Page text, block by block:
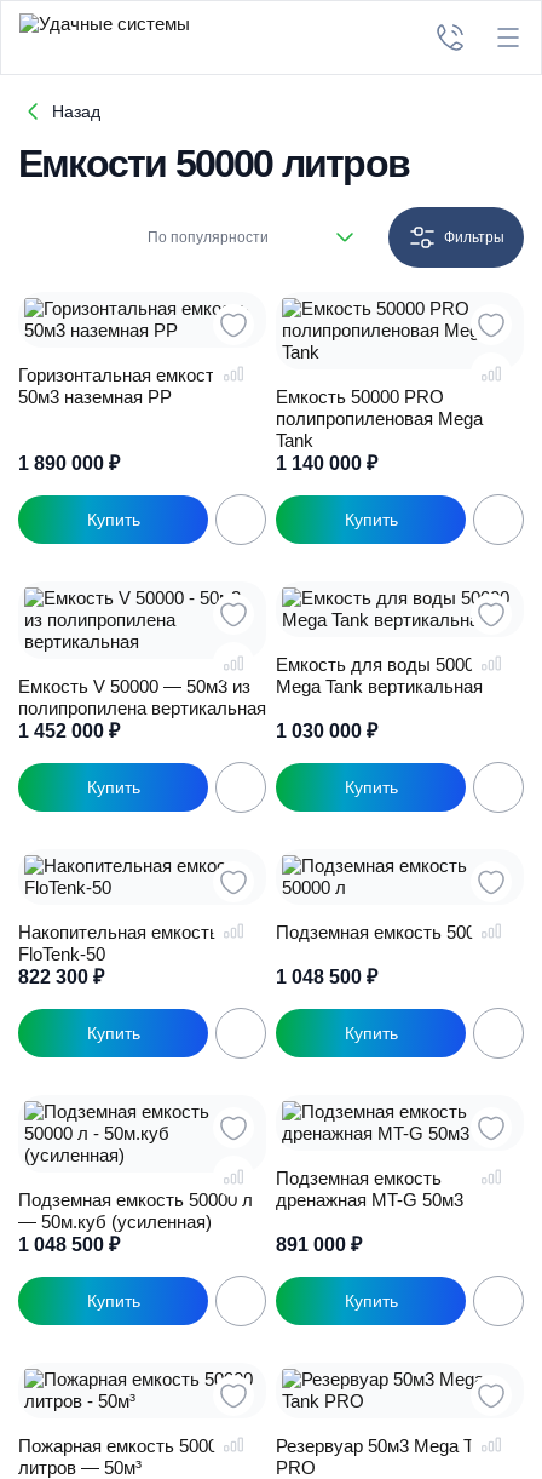
Назад
Емкости 50000 литров
По популярности Фильтры
Горизонтальная емкость
50м3 наземная PP
1 890 000 ₽
Емкость 50000 PRO
полипропиленовая Mega
Tank
1 140 000 ₽
Емкость V 50000 — 50м3 из
полипропилена вертикальная
1 452 000 ₽
Емкость для воды 50000
Mega Tank вертикальная
1 030 000 ₽
Накопительная емкость
FloTenk-50
822 300 ₽
Подземная емкость 50000 л
1 048 500 ₽
Подземная емкость 50000 л
— 50м.куб (усиленная)
1 048 500 ₽
Подземная емкость
дренажная MT-G 50м3
891 000 ₽
Пожарная емкость 50000
литров — 50м³
Резервуар 50м3 Mega Tank
PRO